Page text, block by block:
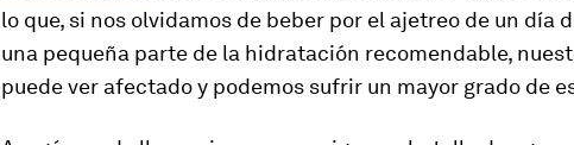
lo que, si nos olvidamos de beber por el ajetreo de un día
una pequeña parte de la hidratación recomendable,
puede ver afectado y podemos sufrir un mayor grado de